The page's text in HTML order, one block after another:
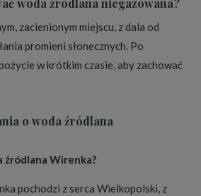
woda źródlana niegazowana?
zacienionym miejscu, z dala od
promieni słonecznych. Po
w krótkim czasie, aby zachować
o woda źródlana
źródlana Wirenka?
pochodzi z serca Wielkopolski, z